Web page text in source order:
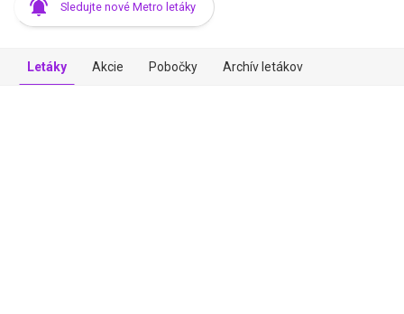
Sledujte nové Metro letáky
Letáky Akcie Pobočky Archív letákov